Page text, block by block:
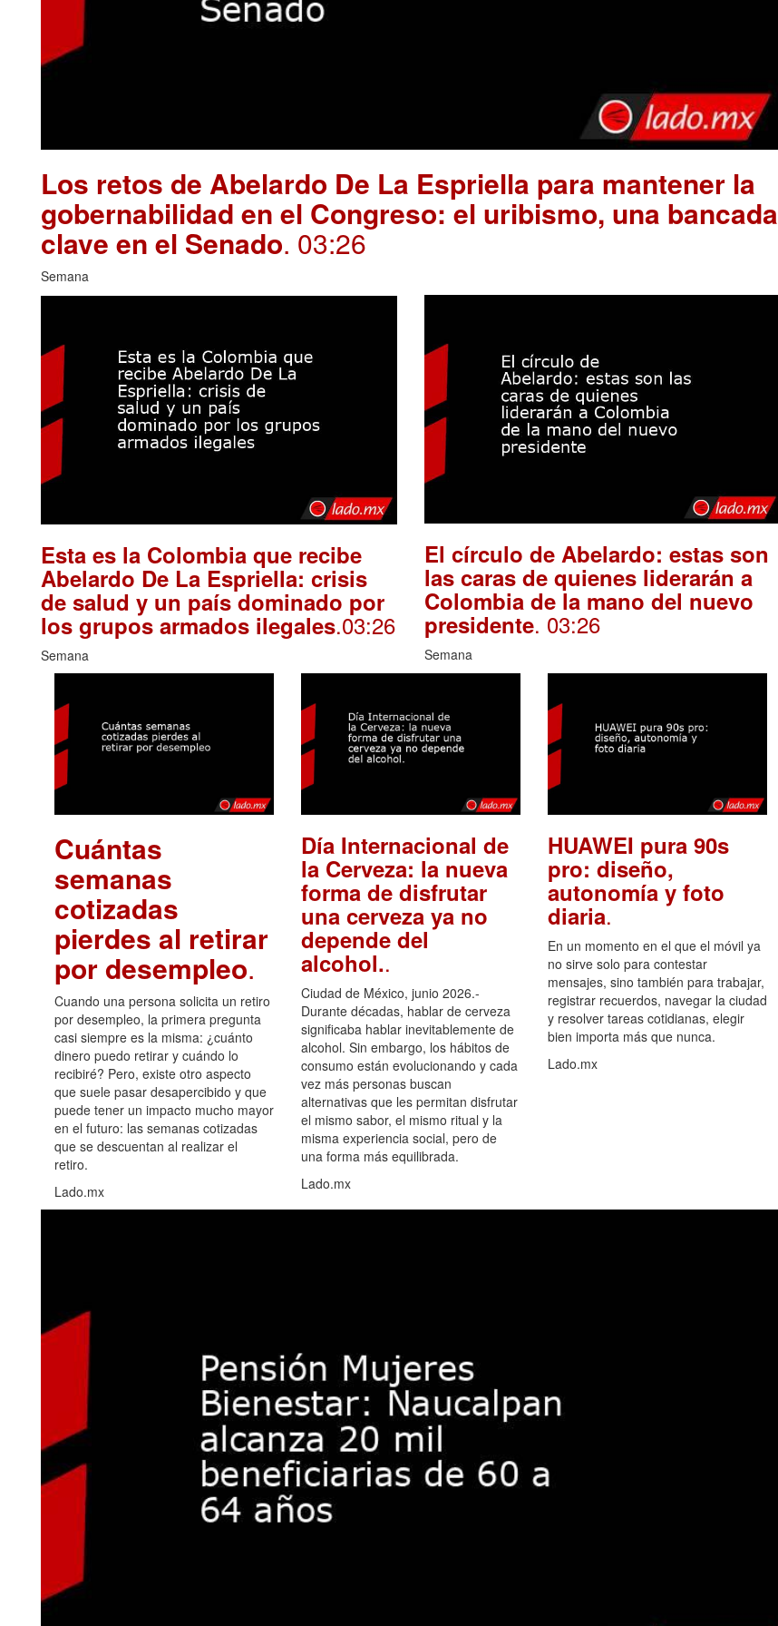
Los retos de Abelardo De La Espriella para mantener la
gobernabilidad en el Congreso: el uribismo, una bancada
clave en el Senado. 03:26
Semana
Esta es la Colombia que recibe
Abelardo De La Espriella: crisis
de salud y un país dominado por
los grupos armados ilegales.03:26
Semana
El círculo de Abelardo: estas son
las caras de quienes liderarán a
Colombia de la mano del nuevo
presidente. 03:26
Semana
Cuántas
semanas
cotizadas
pierdes al retirar
por desempleo.
Cuando una persona solicita un retiro
por desempleo, la primera pregunta
casi siempre es la misma: ¿cuánto
dinero puedo retirar y cuándo lo
recibiré? Pero, existe otro aspecto
que suele pasar desapercibido y que
puede tener un impacto mucho mayor
en el futuro: las semanas cotizadas
que se descuentan al realizar el
retiro.
Lado.mx
Día Internacional de
la Cerveza: la nueva
forma de disfrutar
una cerveza ya no
depende del
alcohol..
Ciudad de México, junio 2026.-
Durante décadas, hablar de cerveza
significaba hablar inevitablemente de
alcohol. Sin embargo, los hábitos de
consumo están evolucionando y cada
vez más personas buscan
alternativas que les permitan disfrutar
el mismo sabor, el mismo ritual y la
misma experiencia social, pero de
una forma más equilibrada.
Lado.mx
HUAWEI pura 90s
pro: diseño,
autonomía y foto
diaria.
En un momento en el que el móvil ya
no sirve solo para contestar
mensajes, sino también para trabajar,
registrar recuerdos, navegar la ciudad
y resolver tareas cotidianas, elegir
bien importa más que nunca.
Lado.mx